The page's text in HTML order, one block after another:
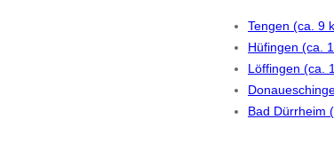
Tengen (ca. 9
Hüfingen (ca.
Löffingen (ca.
Bad Dürrheim